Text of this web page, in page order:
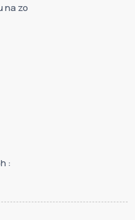
na zo
: